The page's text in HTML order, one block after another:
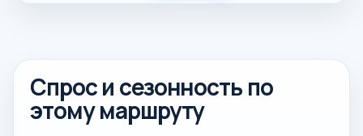
Спрос и сезонность по
этому маршруту